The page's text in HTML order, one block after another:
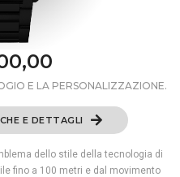
E LA PERSONALIZZAZIONE.
E DETTAGLI
dello stile della tecnologia di
fino a 100 metri e dal movimento